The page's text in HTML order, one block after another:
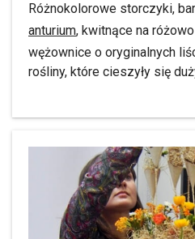
Różnokolorowe storczyki,
anturium, kwitnące na
wężownice o oryginalnych
rośliny, które cieszyły się